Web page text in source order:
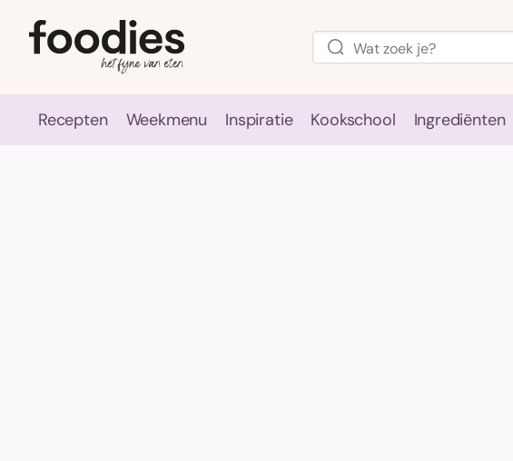
Recepten Weekmenu Inspiratie Kookschool Ingrediënten